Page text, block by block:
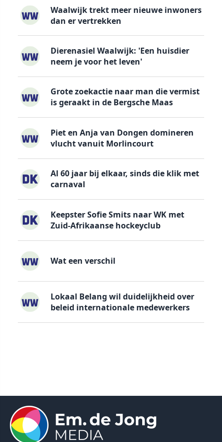
Waalwijk trekt meer nieuwe inwoners
dan er vertrekken
Dierenasiel Waalwijk: 'Een huisdier
neem je voor het leven'
Grote zoekactie naar man die vermist
is geraakt in de Bergsche Maas
Piet en Anja van Dongen domineren
vlucht vanuit Morlincourt
Al 60 jaar bij elkaar, sinds die klik met
carnaval
Keepster Sofie Smits naar WK met
Zuid-Afrikaanse hockeyclub
Wat een verschil
Lokaal Belang wil duidelijkheid over
beleid internationale medewerkers